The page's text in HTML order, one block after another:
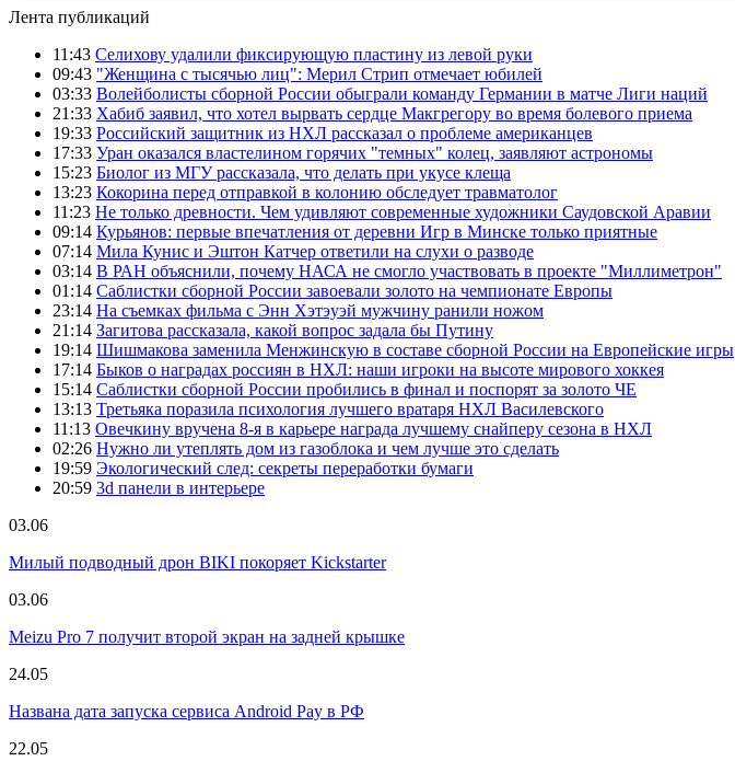
Лента публикаций
11:43 Селихову удалили фиксирующую пластину из левой руки
09:43 "Женщина с тысячью лиц": Мерил Стрип отмечает юбилей
03:33 Волейболисты сборной России обыграли команду Германии в матче Лиги наций
21:33 Хабиб заявил, что хотел вырвать сердце Макгрегору во время болевого приема
19:33 Российский защитник из НХЛ рассказал о проблеме американцев
17:33 Уран оказался властелином горячих "темных" колец, заявляют астрономы
15:23 Биолог из МГУ рассказала, что делать при укусе клеща
13:23 Кокорина перед отправкой в колонию обследует травматолог
11:23 Не только древности. Чем удивляют современные художники Саудовской Аравии
09:14 Курьянов: первые впечатления от деревни Игр в Минске только приятные
07:14 Мила Кунис и Эштон Катчер ответили на слухи о разводе
03:14 В РАН объяснили, почему НАСА не смогло участвовать в проекте "Миллиметрон"
01:14 Саблистки сборной России завоевали золото на чемпионате Европы
23:14 На съемках фильма с Энн Хэтэуэй мужчину ранили ножом
21:14 Загитова рассказала, какой вопрос задала бы Путину
19:14 Шишмакова заменила Менжинскую в составе сборной России на Европейские игры
17:14 Быков о наградах россиян в НХЛ: наши игроки на высоте мирового хоккея
15:14 Саблистки сборной России пробились в финал и поспорят за золото ЧЕ
13:13 Третьяка поразила психология лучшего вратаря НХЛ Василевского
11:13 Овечкину вручена 8-я в карьере награда лучшему снайперу сезона в НХЛ
02:26 Нужно ли утеплять дом из газоблока и чем лучше это сделать
19:59 Экологический след: секреты переработки бумаги
20:59 3d панели в интерьере
03.06
Милый подводный дрон BIKI покоряет Kickstarter
03.06
Meizu Pro 7 получит второй экран на задней крышке
24.05
Названа дата запуска сервиса Android Pay в РФ
22.05